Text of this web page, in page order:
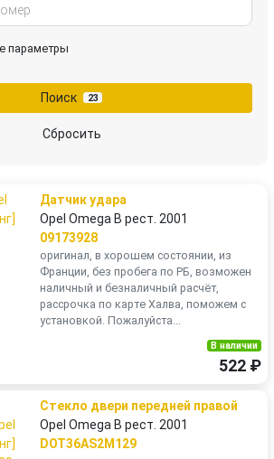
параметры
Поиск 23
Сбросить
Датчик удара
Opel Omega B рест. 2001
09173928
оригинал, в хорошем состоянии, из
Франции, без пробега по РБ, возможен
наличный и безналичный расчёт,
рассрочка по карте Халва, поможем с
установкой. Пожалуйста...
В наличии
522 ₽
Стекло двери передней правой
Opel Omega B рест. 2001
DOT36AS2M129